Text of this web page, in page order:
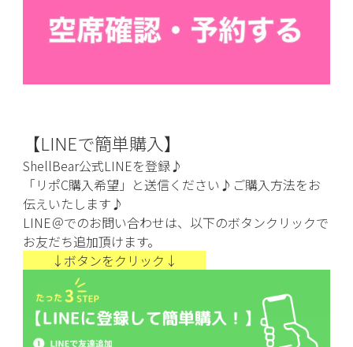
【LINEで簡単購入】
ShellBear公式LINEを登録♪
「リポC購入希望」 と送信ください♪ご購入方法をお
伝えいたします♪
LINE＠でのお問い合わせは、以下のボタンクリックで
お友だち追加頂けます。
↓ボタンをクリック↓